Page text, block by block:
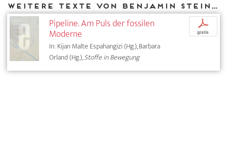
Weitere Texte von Benjamin Steininger bei DIAPHANES
Pipeline. Am Puls der fossilen
Moderne
In: Kijan Malte Espahangizi (Hg.), Barbara
Orland (Hg.),Stoffe in Bewegung
p
gratis